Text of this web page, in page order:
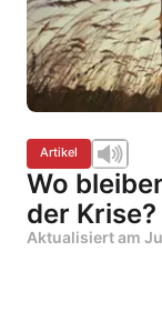
Artikel
Wo
der Krise?
Aktualisiert am